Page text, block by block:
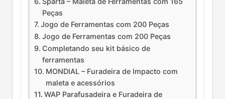
Peças
Jogo de Ferramentas com 200 Peças
Jogo de Ferramentas com 200 Peças
Completando seu kit básico de
ferramentas
MONDIAL – Furadeira de Impacto com
maleta e acessórios
WAP Parafusadeira e Furadeira de